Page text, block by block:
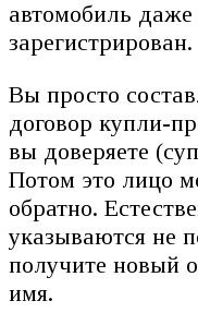
автомобиль
зарегистрирован.
Вы просто
договор купли-
вы доверяете
Потом это лицо
обратно.
указываются не
получите новый
имя.